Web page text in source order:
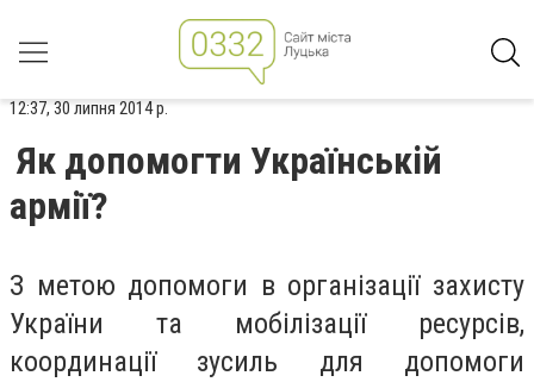
12:37, 30 липня 2014 р.
Як допомогти Українській
армії?
З метою допомоги в організації захисту
України та мобілізації ресурсів,
координації зусиль для допомоги